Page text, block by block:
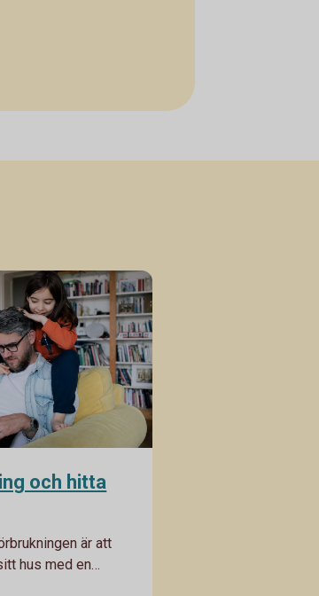
och hitta
är att
hus med en